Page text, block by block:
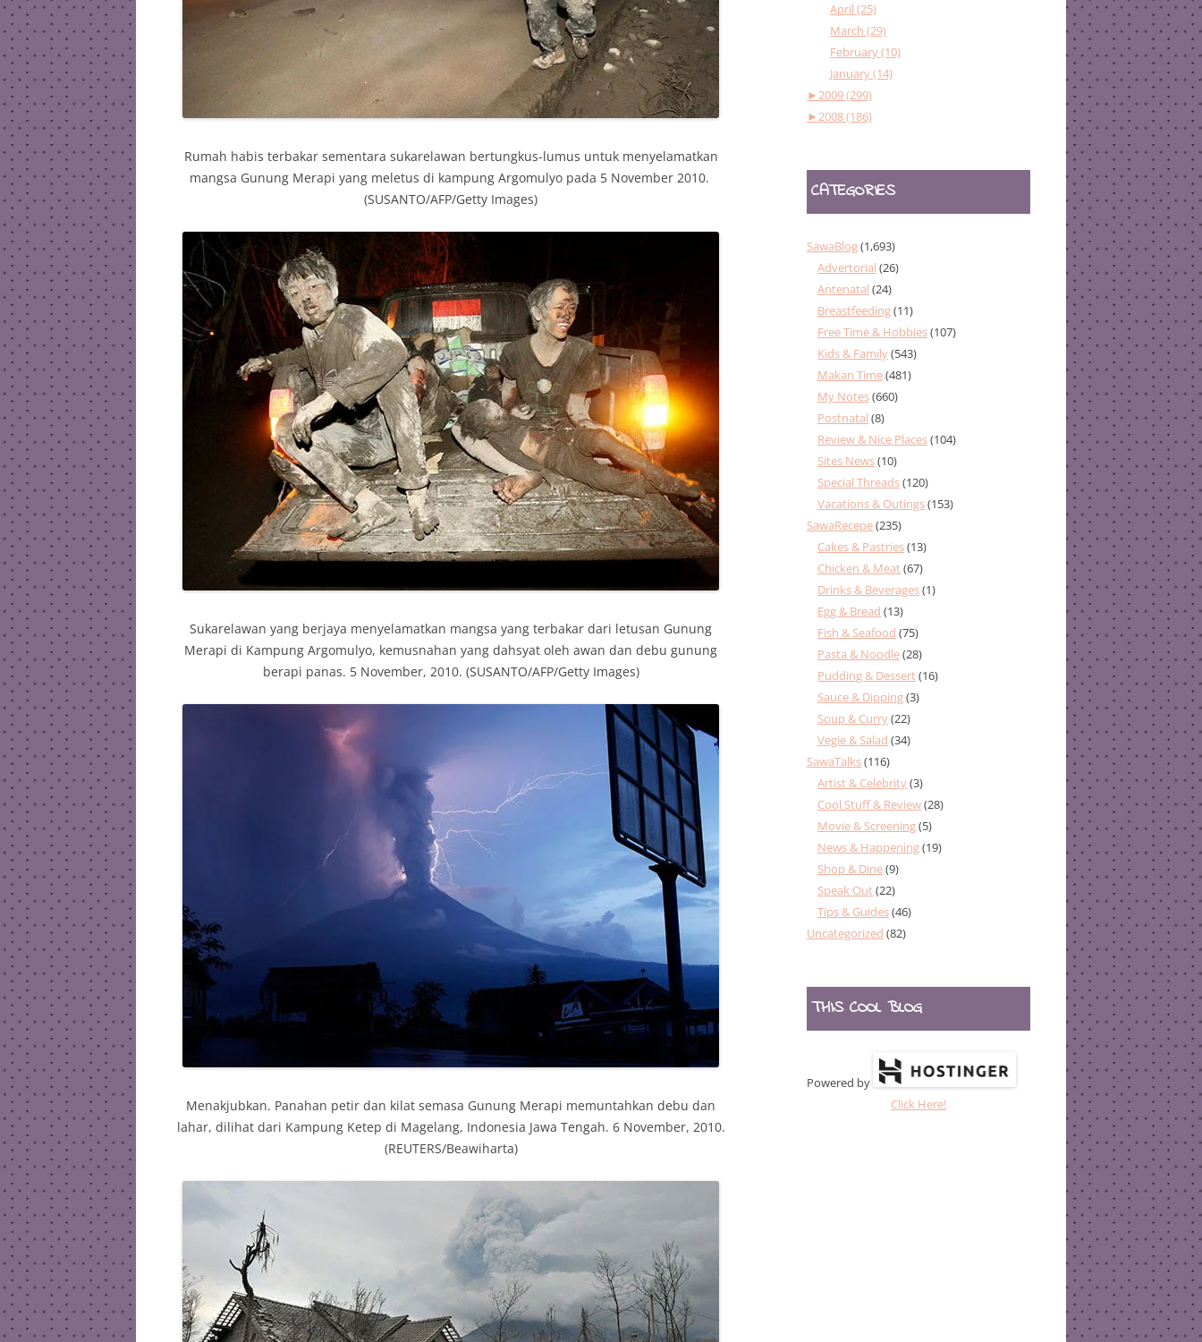
Rumah habis terbakar sementara sukarelawan bertungkus-lumus untuk menyelamatkan
mangsa Gunung Merapi yang meletus di kampung Argomulyo pada 5 November 2010.
(SUSANTO/AFP/Getty Images)
Sukarelawan yang berjaya menyelamatkan mangsa yang terbakar dari letusan Gunung
Merapi di Kampung Argomulyo, kemusnahan yang dahsyat oleh awan dan debu gunung
berapi panas. 5 November, 2010. (SUSANTO/AFP/Getty Images)
Menakjubkan. Panahan petir dan kilat semasa Gunung Merapi memuntahkan debu dan
lahar, dilihat dari Kampung Ketep di Magelang, Indonesia Jawa Tengah. 6 November, 2010.
(REUTERS/Beawiharta)
April (25)
March (29)
February (10)
January (14)
►2009 (299)
►2008 (186)
CATEGORIES
SawaBlog(1,693)
Advertorial (26)
Antenatal (24)
Breastfeeding(11)
Free Time & Hobbies(107)
Kids & Family(543)
Makan Time(481)
My Notes(660)
Postnatal (8)
Review & Nice Places(104)
Sites News(10)
Special Threads(120)
Vacations & Outings(153)
SawaRecepe(235)
Cakes & Pastries(13)
Chicken & Meat(67)
Drinks & Beverages(1)
Egg & Bread (13)
Fish & Seafood (75)
Pasta & Noodle(28)
Pudding & Dessert(16)
Sauce & Dipping(3)
Soup & Curry(22)
Vegie & Salad (34)
SawaTalks(116)
Artist & Celebrity(3)
Cool Stuff & Review(28)
Movie & Screening(5)
News & Happening(19)
Shop & Dine(9)
Speak Out(22)
Tips & Guides(46)
Uncategorized (82)
THIS COOL BLOG
Powered by
Click Here!